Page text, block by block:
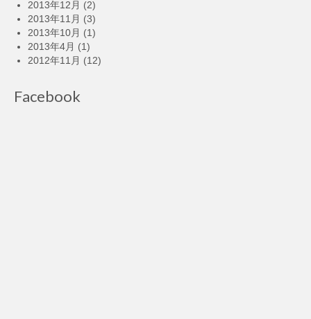
2013年12月 (2)
2013年11月 (3)
2013年10月 (1)
2013年4月 (1)
2012年11月 (12)
Facebook